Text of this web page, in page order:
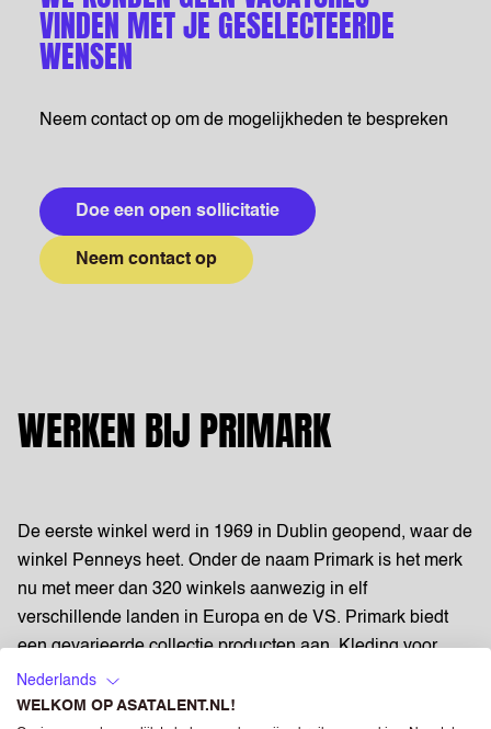
VINDEN MET JE GESELECTEERDE
WENSEN
Neem contact op om de mogelijkheden te bespreken
Doe een open sollicitatie
Neem contact op
WERKEN BIJ PRIMARK
De eerste winkel werd in 1969 in Dublin geopend, waar de
winkel Penneys heet. Onder de naam Primark is het merk
nu met meer dan 320 winkels aanwezig in elf
verschillende landen in Europa en de VS. Primark biedt
een gevarieerde collectie producten aan. Kleding voor
baby's, kinderen, dames en heren, maar ook
woondecoratie, accessoires, beautyproducten en zelfs
Nederlands
WELKOM OP ASATALENT.NL!